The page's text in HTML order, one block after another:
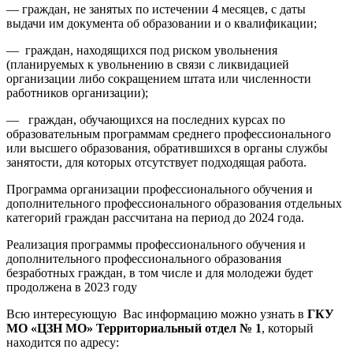
— граждан, не занятых по истечении 4 месяцев, с даты
выдачи им документа об образовании и о квалификации;
— граждан, находящихся под риском увольнения
(планируемых к увольнению в связи с ликвидацией
организации либо сокращением штата или численности
работников организации);
— граждан, обучающихся на последних курсах по
образовательным программам среднего профессионального
или высшего образования, обратившихся в органы службы
занятости, для которых отсутствует подходящая работа.
Программа организации профессионального обучения и
дополнительного профессионального образования отдельных
категорий граждан рассчитана на период до 2024 года.
Реализация программы профессионального обучения и
дополнительного профессионального образования
безработных граждан, в том числе и для молодежи будет
продолжена в 2023 году
Всю интересующую Вас информацию можно узнать в ГКУ
МО «ЦЗН МО» Территориальный отдел № 1, который
находится по адресу: